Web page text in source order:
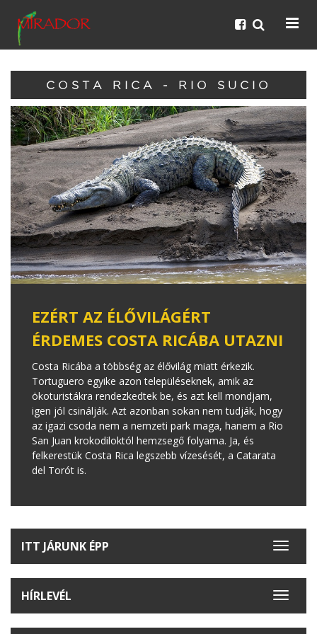
COSTA RICA - RIO SUCIO
EZÉRT AZ ÉLŐVILÁGÉRT
ÉRDEMES COSTA RICÁBA UTAZNI
Costa Ricába a többség az élővilág miatt érkezik.
Tortuguero egyike azon településeknek, amik az
ökoturistákra rendezkedtek be, és azt kell mondjam,
igen jól csinálják. Azt azonban sokan nem tudják, hogy
az igazi csoda nem a nemzeti park maga, hanem a Rio
San Juan krokodiloktól hemzsegő folyama. Ja, és
felkerestük Costa Rica legszebb vízesését, a Catarata
del Torót is.
Toggle
ITT JÁRUNK ÉPP
Toggle
HÍRLEVÉL